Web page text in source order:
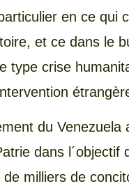
en ce qui
et ce dans le
type crise
du Venezuela
dans l´objectif
milliers de